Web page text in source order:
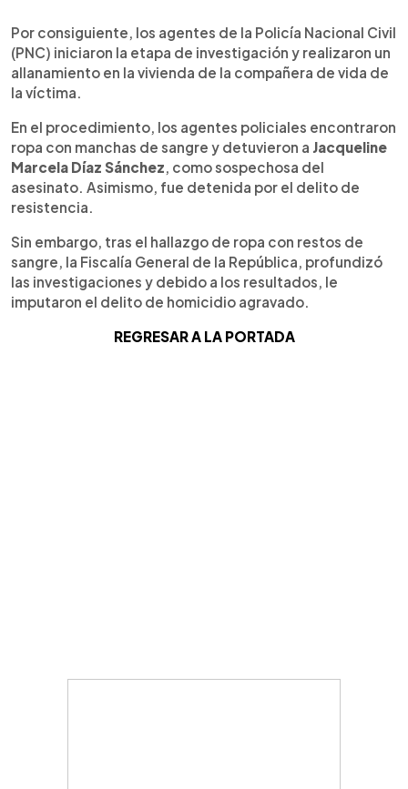
Por consiguiente, los agentes de la Policía Nacional Civil
(PNC) iniciaron la etapa de investigación y realizaron un
allanamiento en la vivienda de la compañera de vida de
la víctima.
En el procedimiento, los agentes policiales encontraron
ropa con manchas de sangre y detuvieron a Jacqueline
Marcela Díaz Sánchez, como sospechosa del
asesinato. Asimismo, fue detenida por el delito de
resistencia.
Sin embargo, tras el hallazgo de ropa con restos de
sangre, la Fiscalía General de la República, profundizó
las investigaciones y debido a los resultados, le
imputaron el delito de homicidio agravado.
REGRESAR A LA PORTADA